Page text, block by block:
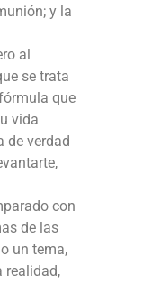
y la
al
se trata
que
vida
de verdad
con
de las
un tema,
realidad,